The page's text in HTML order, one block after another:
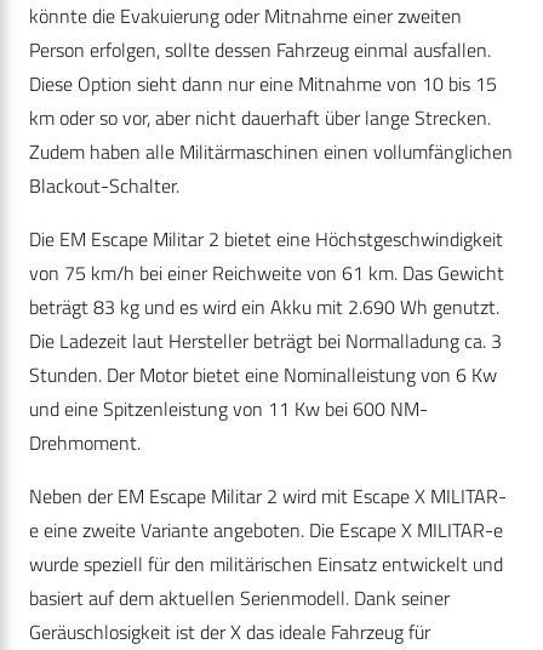
könnte die Evakuierung oder Mitnahme einer zweiten
Person erfolgen, sollte dessen Fahrzeug einmal ausfallen.
Diese Option sieht dann nur eine Mitnahme von 10 bis 15
km oder so vor, aber nicht dauerhaft über lange Strecken.
Zudem haben alle Militärmaschinen einen vollumfänglichen
Blackout-Schalter.
Die EM Escape Militar 2 bietet eine Höchstgeschwindigkeit
von 75 km/h bei einer Reichweite von 61 km. Das Gewicht
beträgt 83 kg und es wird ein Akku mit 2.690 Wh genutzt.
Die Ladezeit laut Hersteller beträgt bei Normalladung ca. 3
Stunden. Der Motor bietet eine Nominalleistung von 6 Kw
und eine Spitzenleistung von 11 Kw bei 600 NM-
Drehmoment.
Neben der EM Escape Militar 2 wird mit Escape X MILITAR-
e eine zweite Variante angeboten. Die Escape X MILITAR-e
wurde speziell für den militärischen Einsatz entwickelt und
basiert auf dem aktuellen Serienmodell. Dank seiner
Geräuschlosigkeit ist der X das ideale Fahrzeug für